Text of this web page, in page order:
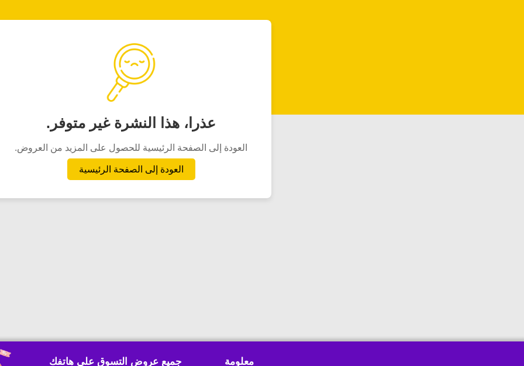
عذرا، هذا النشرة غير متوفر.
العودة إلى الصفحة الرئيسية للحصول على المزيد من العروض.
العودة إلى الصفحة الرئيسية
جميع عروض التسوق على هاتفك معلومة